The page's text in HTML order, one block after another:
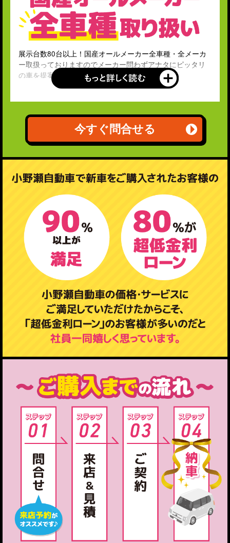
展示台数80台以上！国産オールメーカー全車種・全メーカ
ー取扱っておりますのでメーカー問わずアナタにピッタリ
の車を提案いたします。
今すぐ問合せる